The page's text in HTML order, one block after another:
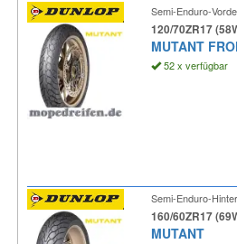
Semi-Enduro-
120/70ZR17
MUTANT
52 x verfügbar
Semi-Enduro-
160/60ZR17
MUTANT